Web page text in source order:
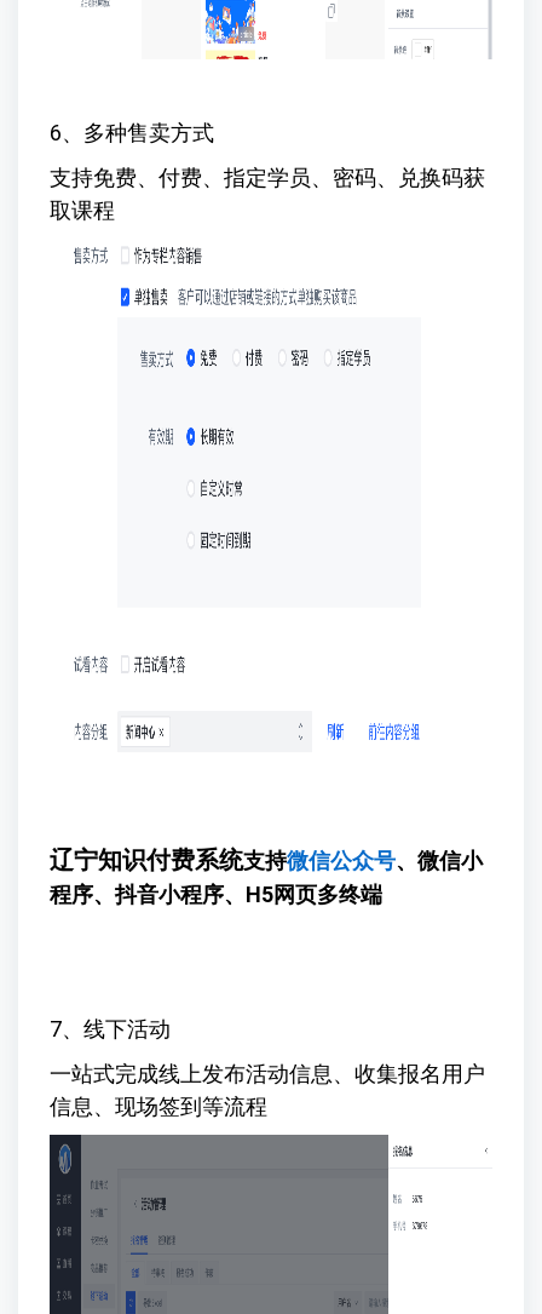
6、多种售卖方式
支持免费、付费、指定学员、密码、兑换码获
取课程
辽宁知识付费系统支持微信公众号、微信小
程序、抖音小程序、H5网页多终端
7、线下活动
一站式完成线上发布活动信息、收集报名用户
信息、现场签到等流程